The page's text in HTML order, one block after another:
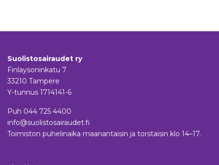
Suolistosairaudet ry
Finlaysoninkatu 7
33210 Tampere
Y-tunnus 1714141-6
Puh 044 725 4400
info@suolistosairaudet.fi
Toimiston puhelinaika maanantaisin ja torstaisin klo 14–17.